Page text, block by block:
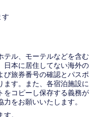
す
テル、モーテルなどを含む
日本に​居住してない海外の
び旅券番号の確認とパスポ
ます。また、各宿泊施設に
をコピーし保存する義務が
をお願いいたします。
。